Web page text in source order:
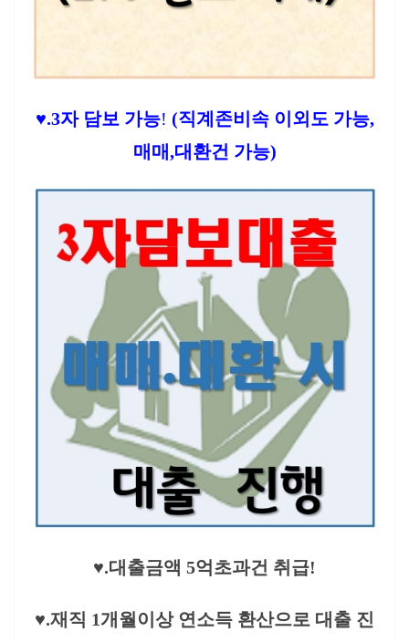
♥.3자 담보 가능! (직계존비속 이외도 가능,
매매,대환건 가능)
♥.대출금액 5억초과건 취급!
♥.재직 1개월이상 연소득 환산으로 대출 진